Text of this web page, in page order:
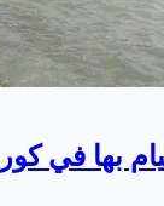
بها في